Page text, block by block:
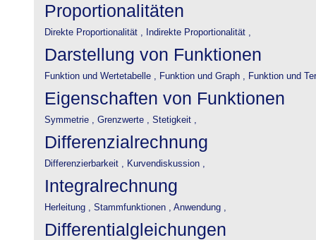
Proportionalitäten
Direkte Proportionalität , Indirekte Proportionalität ,
Darstellung von Funktionen
Funktion und Wertetabelle , Funktion und Graph , Funktion und
Eigenschaften von Funktionen
Symmetrie , Grenzwerte , Stetigkeit ,
Differenzialrechnung
Differenzierbarkeit , Kurvendiskussion ,
Integralrechnung
Herleitung , Stammfunktionen , Anwendung ,
Differentialgleichungen